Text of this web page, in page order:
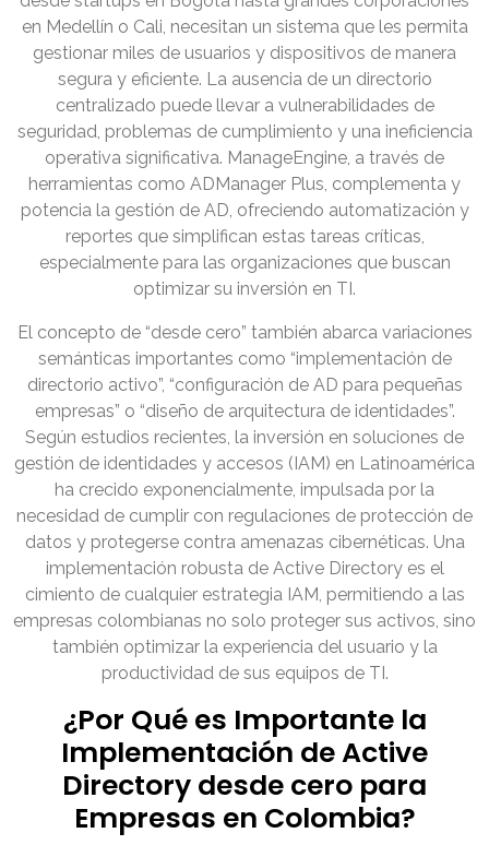
en Medellín o Cali, necesitan un sistema que les permita
gestionar miles de usuarios y dispositivos de manera
segura y eficiente. La ausencia de un directorio
centralizado puede llevar a vulnerabilidades de
seguridad, problemas de cumplimiento y una ineficiencia
operativa significativa. ManageEngine, a través de
herramientas como ADManager Plus, complementa y
potencia la gestión de AD, ofreciendo automatización y
reportes que simplifican estas tareas críticas,
especialmente para las organizaciones que buscan
optimizar su inversión en TI.
El concepto de “desde cero” también abarca variaciones
semánticas importantes como “implementación de
directorio activo”, “configuración de AD para pequeñas
empresas” o “diseño de arquitectura de identidades”.
Según estudios recientes, la inversión en soluciones de
gestión de identidades y accesos (IAM) en Latinoamérica
ha crecido exponencialmente, impulsada por la
necesidad de cumplir con regulaciones de protección de
datos y protegerse contra amenazas cibernéticas. Una
implementación robusta de Active Directory es el
cimiento de cualquier estrategia IAM, permitiendo a las
empresas colombianas no solo proteger sus activos, sino
también optimizar la experiencia del usuario y la
productividad de sus equipos de TI.
¿Por Qué es Importante la
Implementación de Active
Directory desde cero para
Empresas en Colombia?